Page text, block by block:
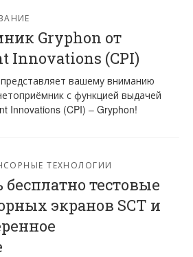
Gryphon от
Innovations (CPI)
вашему вниманию
с функцией выдачей
Innovations (CPI) – Gryphon!
ТЕХНОЛОГИИ
тестовые
экранов SCT и